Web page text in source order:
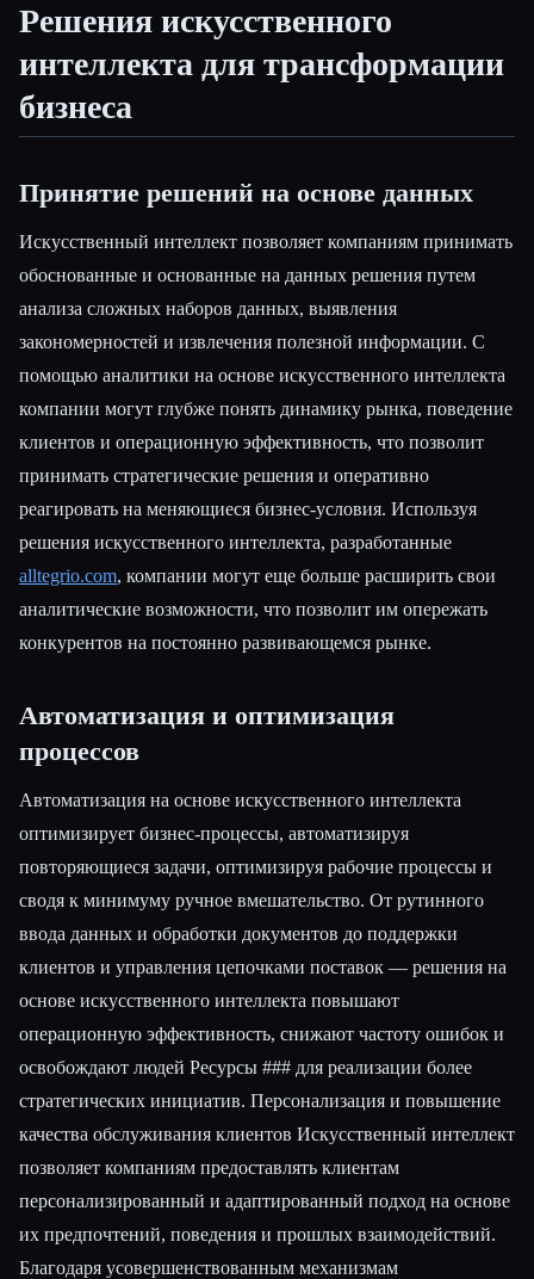
Решения искусственного
интеллекта для трансформации
бизнеса
Принятие решений на основе данных
Искусственный интеллект позволяет компаниям принимать
обоснованные и основанные на данных решения путем
анализа сложных наборов данных, выявления
закономерностей и извлечения полезной информации. С
помощью аналитики на основе искусственного интеллекта
компании могут глубже понять динамику рынка, поведение
клиентов и операционную эффективность, что позволит
принимать стратегические решения и оперативно
реагировать на меняющиеся бизнес-условия. Используя
решения искусственного интеллекта, разработанные
alltegrio.com, компании могут еще больше расширить свои
аналитические возможности, что позволит им опережать
конкурентов на постоянно развивающемся рынке.
Автоматизация и оптимизация
процессов
Автоматизация на основе искусственного интеллекта
оптимизирует бизнес-процессы, автоматизируя
повторяющиеся задачи, оптимизируя рабочие процессы и
сводя к минимуму ручное вмешательство. От рутинного
ввода данных и обработки документов до поддержки
клиентов и управления цепочками поставок — решения на
основе искусственного интеллекта повышают
операционную эффективность, снижают частоту ошибок и
освобождают людей Ресурсы ### для реализации более
стратегических инициатив. Персонализация и повышение
качества обслуживания клиентов Искусственный интеллект
позволяет компаниям предоставлять клиентам
персонализированный и адаптированный подход на основе
их предпочтений, поведения и прошлых взаимодействий.
Благодаря усовершенствованным механизмам